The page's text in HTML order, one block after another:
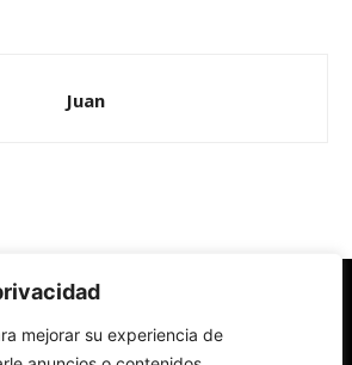
mejorar su experiencia de
Juan
la Iglesia católica y la sociedad